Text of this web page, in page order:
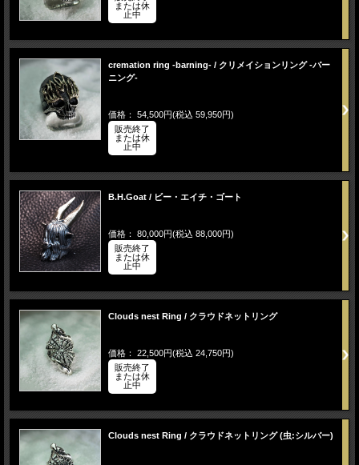
または休
止中
cremation ring -barning- / クリメイションリング -バー
ニング-
価格： 54,500円(税込 59,950円)
販売終了
または休
止中
B.H.Goat / ビー・エイチ・ゴート
価格： 80,000円(税込 88,000円)
販売終了
または休
止中
Clouds nest Ring / クラウドネットリング
価格： 22,500円(税込 24,750円)
販売終了
または休
止中
Clouds nest Ring / クラウドネットリング (虫:シルバー)